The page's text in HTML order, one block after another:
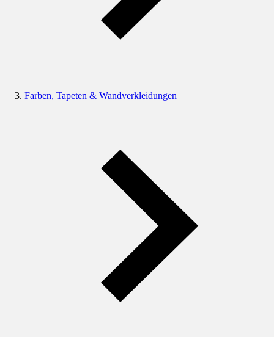
Farben, Tapeten & Wandverkleidungen